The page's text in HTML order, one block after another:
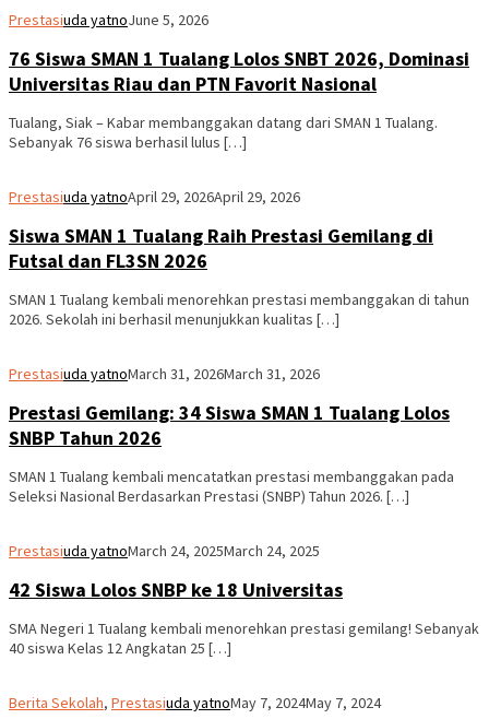
Prestasiuda yatnoJune 5, 2026
76 Siswa SMAN 1 Tualang Lolos SNBT 2026, Dominasi
Universitas Riau dan PTN Favorit Nasional
Tualang, Siak – Kabar membanggakan datang dari SMAN 1 Tualang.
Sebanyak 76 siswa berhasil lulus […]
Prestasiuda yatnoApril 29, 2026April 29, 2026
Siswa SMAN 1 Tualang Raih Prestasi Gemilang di
Futsal dan FL3SN 2026
SMAN 1 Tualang kembali menorehkan prestasi membanggakan di tahun
2026. Sekolah ini berhasil menunjukkan kualitas […]
Prestasiuda yatnoMarch 31, 2026March 31, 2026
Prestasi Gemilang: 34 Siswa SMAN 1 Tualang Lolos
SNBP Tahun 2026
SMAN 1 Tualang kembali mencatatkan prestasi membanggakan pada
Seleksi Nasional Berdasarkan Prestasi (SNBP) Tahun 2026. […]
Prestasiuda yatnoMarch 24, 2025March 24, 2025
42 Siswa Lolos SNBP ke 18 Universitas
SMA Negeri 1 Tualang kembali menorehkan prestasi gemilang! Sebanyak
40 siswa Kelas 12 Angkatan 25 […]
Berita Sekolah, Prestasiuda yatnoMay 7, 2024May 7, 2024